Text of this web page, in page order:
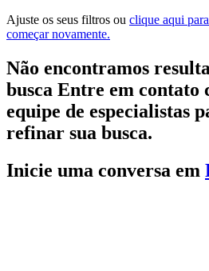
Ajuste os seus filtros ou clique aqui
começar novamente.
Não encontramos
busca Entre em contato
equipe de especialistas
refinar sua busca.
Inicie uma conversa em